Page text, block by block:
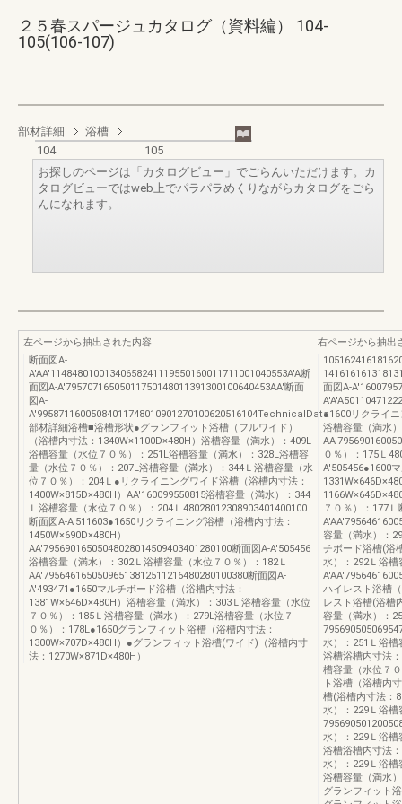
２５春スパージュカタログ（資料編） 104-
105(106-107)
部材詳細
浴槽
104
105
お探しのページは「カタログビュー」でごらんいただけます。カ
タログビューではweb上でパラパラめくりながらカタログをごら
んになれます。
左ページから抽出された内容
断面図A-
A'AA'11484801001340658241119550160011711001040553A'A断
面図A-A'79570716505011750148011391300100640453AA'断面
図A-
A'99587116005084011748010901270100620516104TechnicalData
部材詳細浴槽■浴槽形状●グランフィット浴槽（フルワイド）
（浴槽内寸法：1340W×1100D×480H）浴槽容量（満水）：409L
浴槽容量（水位７０％）：251L浴槽容量（満水）：328L浴槽容
量（水位７０％）：207L浴槽容量（満水）：344Ｌ浴槽容量（水
位７０％）：204Ｌ●リクライニングワイド浴槽（浴槽内寸法：
1400W×815D×480H）AA'160099550815浴槽容量（満水）：344
Ｌ浴槽容量（水位７０％）：204Ｌ48028012308903401400100
断面図A-A'511603●1650リクライニング浴槽（浴槽内寸法：
1450W×690D×480H）
AA'79569016505048028014509403401280100断面図A-A'505456
浴槽容量（満水）：302Ｌ浴槽容量（水位７０％）：182Ｌ
AA'79564616505096513812511216480280100380断面図A-
A'493471●1650マルチボード浴槽（浴槽内寸法：
1381W×646D×480H）浴槽容量（満水）：303Ｌ浴槽容量（水位
７０％）：185Ｌ浴槽容量（満水）：279L浴槽容量（水位７
０％）：178L●1650グランフィット浴槽（浴槽内寸法：
1300W×707D×480H）●グランフィット浴槽(ワイド)（浴槽内寸
法：1270W×871D×480H）
右ページから抽出
面図A-
●1600リクライ
浴槽容量（満水
０％）：175Ｌ
A'505456●1600
７０％）：177Ｌ
容量（満水）：
チボード浴槽(浴
水）：292Ｌ浴槽
ハイレスト浴槽
レスト浴槽(浴槽
容量（満水）：
水）：251Ｌ浴槽
浴槽浴槽内寸法
槽容量（水位７
ト浴槽（浴槽内
槽(浴槽内寸法：
水）：229Ｌ浴槽
水）：229Ｌ浴槽
浴槽浴槽内寸法
水）：229Ｌ浴槽
浴槽容量（満水
グランフィット